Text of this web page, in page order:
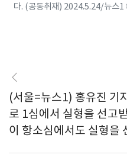
다. (공동취재) 2024.5.24/뉴스
(서울=뉴스1) 홍유진 기
로 1심에서 실형을 선고
이 항소심에서도 실형을